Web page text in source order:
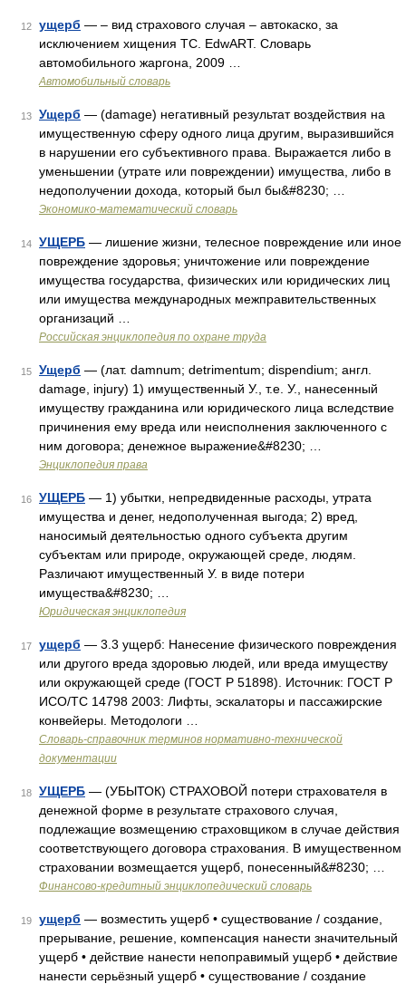
12 ущерб — – вид страхового случая – автокаско, за
исключением хищения ТС. EdwART. Словарь
автомобильного жаргона, 2009 …
Автомобильный словарь
13 Ущерб — (damage) негативный результат воздействия на
имущественную сферу одного лица другим, выразившийся
в нарушении его субъективного права. Выражается либо в
уменьшении (утрате или повреждении) имущества, либо в
недополучении дохода, который был бы&#8230; …
Экономико-математический словарь
14 УЩЕРБ — лишение жизни, телесное повреждение или иное
повреждение здоровья; уничтожение или повреждение
имущества государства, физических или юридических лиц
или имущества международных межправительственных
организаций …
Российская энциклопедия по охране труда
15 Ущерб — (лат. damnum; detrimentum; dispendium; англ.
damage, injury) 1) имущественный У., т.е. У., нанесенный
имуществу гражданина или юридического лица вследствие
причинения ему вреда или неисполнения заключенного с
ним договора; денежное выражение&#8230; …
Энциклопедия права
16 УЩЕРБ — 1) убытки, непредвиденные расходы, утрата
имущества и денег, недополученная выгода; 2) вред,
наносимый деятельностью одного субъекта другим
субъектам или природе, окружающей среде, людям.
Различают имущественный У. в виде потери
имущества&#8230; …
Юридическая энциклопедия
17 ущерб — 3.3 ущерб: Нанесение физического повреждения
или другого вреда здоровью людей, или вреда имуществу
или окружающей среде (ГОСТ Р 51898). Источник: ГОСТ Р
ИСО/ТС 14798 2003: Лифты, эскалаторы и пассажирские
конвейеры. Методологи …
Словарь-справочник терминов нормативно-технической
документации
18 УЩЕРБ — (УБЫТОК) СТРАХОВОЙ потери страхователя в
денежной форме в результате страхового случая,
подлежащие возмещению страховщиком в случае действия
соответствующего договора страхования. В имущественном
страховании возмещается ущерб, понесенный&#8230; …
Финансово-кредитный энциклопедический словарь
19 ущерб — возместить ущерб • существование / создание,
прерывание, решение, компенсация нанести значительный
ущерб • действие нанести непоправимый ущерб • действие
нанести серьёзный ущерб • существование / создание